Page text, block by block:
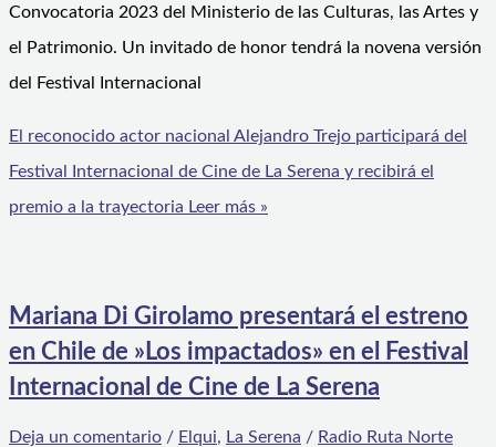
Convocatoria 2023 del Ministerio de las Culturas, las Artes y
el Patrimonio. Un invitado de honor tendrá la novena versión
del Festival Internacional
El reconocido actor nacional Alejandro Trejo participará del
Festival Internacional de Cine de La Serena y recibirá el
premio a la trayectoria Leer más »
Mariana Di Girolamo presentará el estreno
en Chile de »Los impactados» en el Festival
Internacional de Cine de La Serena
Deja un comentario / Elqui, La Serena / Radio Ruta Norte